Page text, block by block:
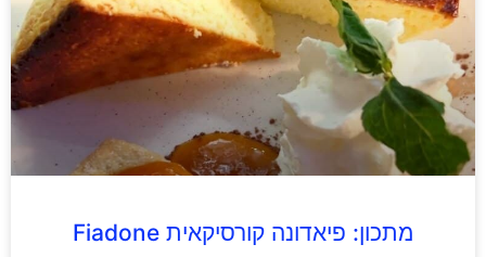
מתכון: פיאדונה קורסיקאית Fiadone